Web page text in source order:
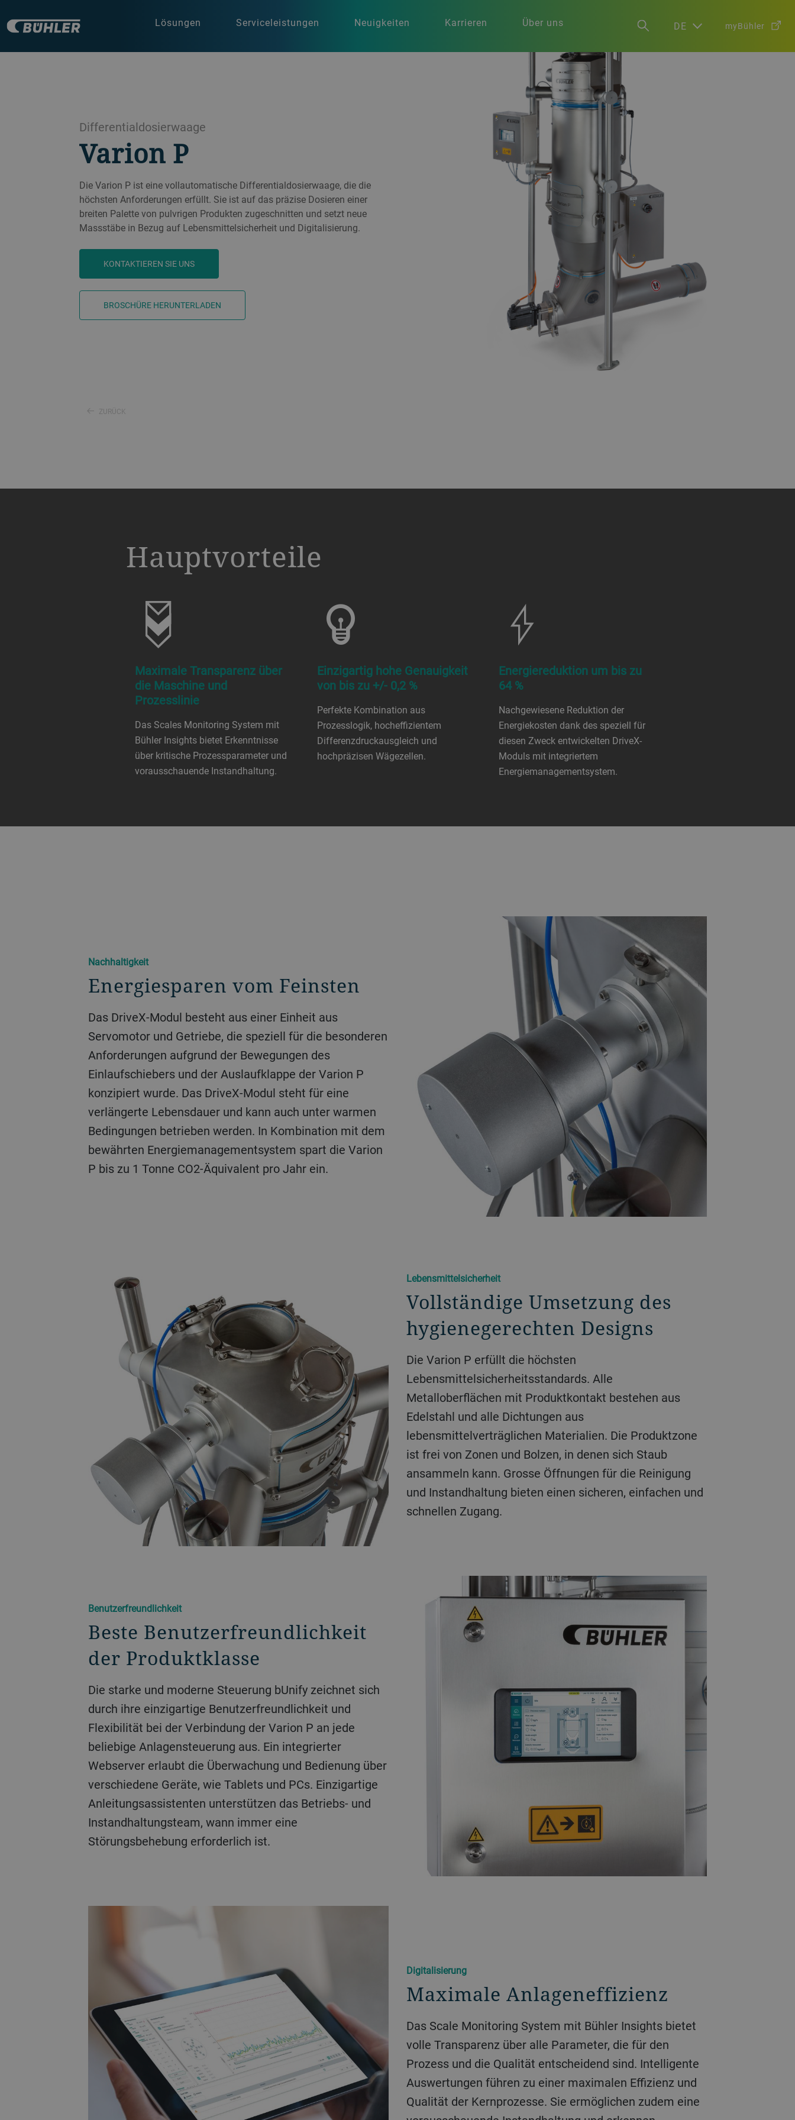
Lösungen Serviceleistungen Neuigkeiten Karrieren Über uns DE myBühler
Differentialdosierwaage
Varion P
Die Varion P ist eine vollautomatische Differentialdosierwaage, die die
höchsten Anforderungen erfüllt. Sie ist auf das präzise Dosieren einer
breiten Palette von pulvrigen Produkten zugeschnitten und setzt neue
Massstäbe in Bezug auf Lebensmittelsicherheit und Digitalisierung.
KONTAKTIEREN SIE UNS
BROSCHÜRE HERUNTERLADEN
ZURÜCK
Hauptvorteile
Maximale Transparenz über
die Maschine und
Prozesslinie
Das Scales Monitoring System mit
Bühler Insights bietet Erkenntnisse
über kritische Prozessparameter und
vorausschauende Instandhaltung.
Einzigartig hohe Genauigkeit
von bis zu +/- 0,2 %
Perfekte Kombination aus
Prozesslogik, hocheffizientem
Differenzdruckausgleich und
hochpräzisen Wägezellen.
Energiereduktion um bis zu
64 %
Nachgewiesene Reduktion der
Energiekosten dank des speziell für
diesen Zweck entwickelten DriveX-
Moduls mit integriertem
Energiemanagementsystem.
Nachhaltigkeit
Energiesparen vom Feinsten
Das DriveX-Modul besteht aus einer Einheit aus
Servomotor und Getriebe, die speziell für die besonderen
Anforderungen aufgrund der Bewegungen des
Einlaufschiebers und der Auslaufklappe der Varion P
konzipiert wurde. Das DriveX-Modul steht für eine
verlängerte Lebensdauer und kann auch unter warmen
Bedingungen betrieben werden. In Kombination mit dem
bewährten Energiemanagementsystem spart die Varion
P bis zu 1 Tonne CO2-Äquivalent pro Jahr ein.
Lebensmittelsicherheit
Vollständige Umsetzung des
hygienegerechten Designs
Die Varion P erfüllt die höchsten
Lebensmittelsicherheitsstandards. Alle
Metalloberflächen mit Produktkontakt bestehen aus
Edelstahl und alle Dichtungen aus
lebensmittelverträglichen Materialien. Die Produktzone
ist frei von Zonen und Bolzen, in denen sich Staub
ansammeln kann. Grosse Öffnungen für die Reinigung
und Instandhaltung bieten einen sicheren, einfachen und
schnellen Zugang.
Benutzerfreundlichkeit
Beste Benutzerfreundlichkeit
der Produktklasse
Die starke und moderne Steuerung bUnify zeichnet sich
durch ihre einzigartige Benutzerfreundlichkeit und
Flexibilität bei der Verbindung der Varion P an jede
beliebige Anlagensteuerung aus. Ein integrierter
Webserver erlaubt die Überwachung und Bedienung über
verschiedene Geräte, wie Tablets und PCs. Einzigartige
Anleitungsassistenten unterstützen das Betriebs- und
Instandhaltungsteam, wann immer eine
Störungsbehebung erforderlich ist.
Digitalisierung
Maximale Anlageneffizienz
Das Scale Monitoring System mit Bühler Insights bietet
volle Transparenz über alle Parameter, die für den
Prozess und die Qualität entscheidend sind. Intelligente
Auswertungen führen zu einer maximalen Effizienz und
Qualität der Kernprozesse. Sie ermöglichen zudem eine